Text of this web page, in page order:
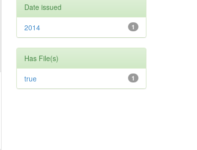
Date issued
1
2014
Has File(s)
1
true